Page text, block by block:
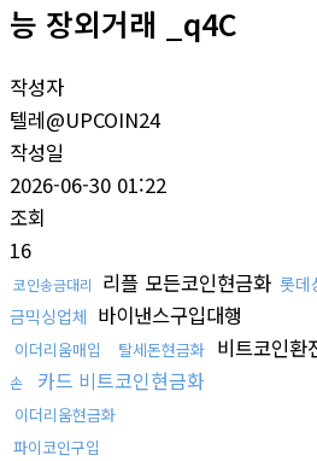
능 장외거래 _q4C
작성자
텔레@UPCOIN24
작성일
2026-06-30 01:22
조회
16
코인송금대리 리플 모든코인현금화 롯데
금믹싱업체 바이낸스구입대행
이더리움매입 탈세돈현금화 비트코인환
손
카드 비트코인현금화
이더리움현금화
파이코인구입